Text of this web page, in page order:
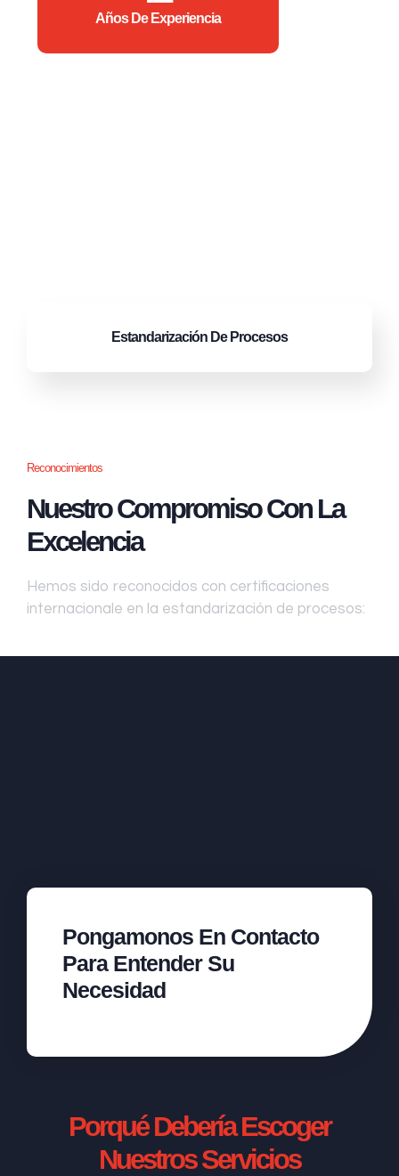
Años De Experiencia
Estandarización De Procesos
Reconocimientos
Nuestro Compromiso Con La
Excelencia
Hemos sido reconocidos con certificaciones
internacionale en la estandarización de procesos:
Pongamonos En Contacto
Para Entender Su
Necesidad
Porqué Debería Escoger
Nuestros Servicios